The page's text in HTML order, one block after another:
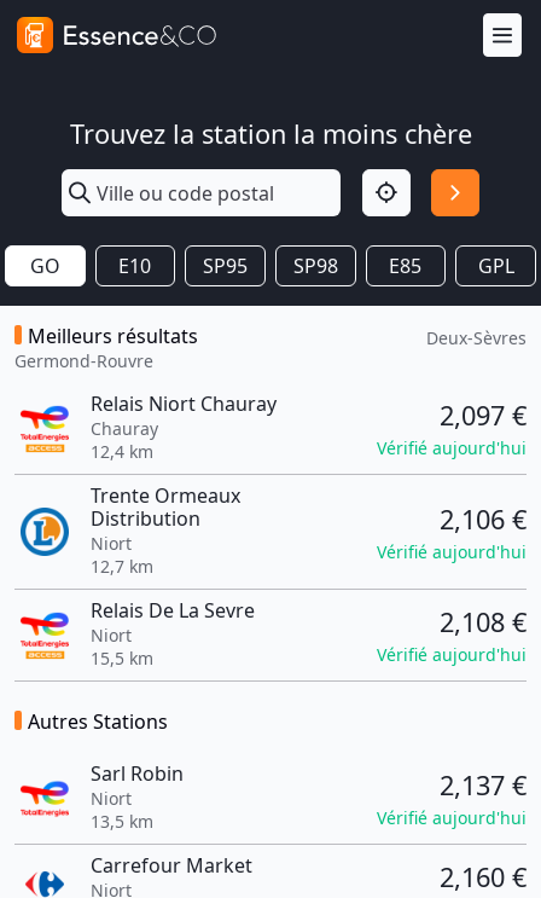
Trouvez la station la moins chère
GO E10 SP95 SP98 E85 GPL
Meilleurs résultats
Germond-Rouvre
Deux-Sèvres
Relais Niort Chauray
Chauray
12,4 km
2,097 €
Vérifié aujourd'hui
Trente Ormeaux
Distribution
Niort
12,7 km
2,106 €
Vérifié aujourd'hui
Relais De La Sevre
Niort
15,5 km
2,108 €
Vérifié aujourd'hui
Autres Stations
Sarl Robin
Niort
13,5 km
2,137 €
Vérifié aujourd'hui
Carrefour Market
Niort
2,160 €